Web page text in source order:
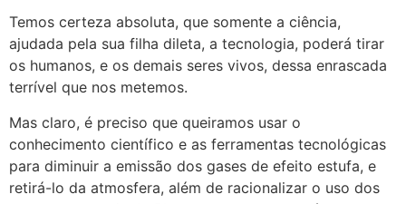
Temos certeza absoluta, que somente a ciência,
ajudada pela sua filha dileta, a tecnologia, poderá tirar
os humanos, e os demais seres vivos, dessa enrascada
terrível que nos metemos.
Mas claro, é preciso que queiramos usar o
conhecimento científico e as ferramentas tecnológicas
para diminuir a emissão dos gases de efeito estufa, e
retirá-lo da atmosfera, além de racionalizar o uso dos